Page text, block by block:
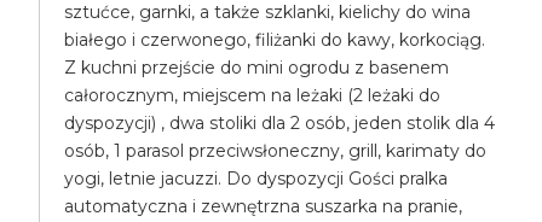
sztućce, garnki, a także szklanki, kielichy do wina
białego i czerwonego, filiżanki do kawy, korkociąg.
Z kuchni przejście do mini ogrodu z basenem
całorocznym, miejscem na leżaki (2 leżaki do
dyspozycji) , dwa stoliki dla 2 osób, jeden stolik dla 4
osób, 1 parasol przeciwsłoneczny, grill, karimaty do
yogi, letnie jacuzzi. Do dyspozycji Gości pralka
automatyczna i zewnętrzna suszarka na pranie,